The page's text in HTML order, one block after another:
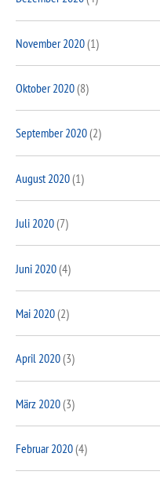
November 2020(1)
Oktober 2020(8)
September 2020(2)
August 2020(1)
Juli 2020(7)
Juni 2020(4)
Mai 2020(2)
April 2020(3)
März 2020(3)
Februar 2020(4)